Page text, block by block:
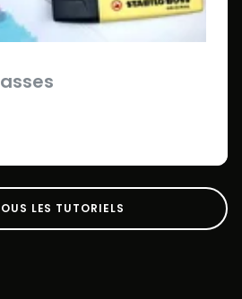
LES TUTORIELS